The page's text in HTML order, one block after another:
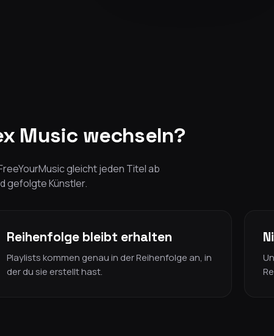
Music wechseln?
gleicht jeden Titel ab
gefolgte Künstler.
Reihenfolge bleibt erhalten
Playlists kommen genau in der Reihenfolge an, in
der du sie erstellt hast.